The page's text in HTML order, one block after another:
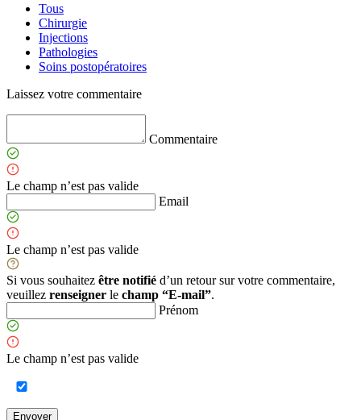
Tous
Chirurgie
Injections
Pathologies
Soins postopératoires
Laissez votre commentaire
Commentaire
Le champ n’est pas valide
Email
Le champ n’est pas valide
Si vous souhaitez être notifié d’un retour sur votre commentaire,
veuillez renseigner le champ “E-mail”.
Prénom
Le champ n’est pas valide